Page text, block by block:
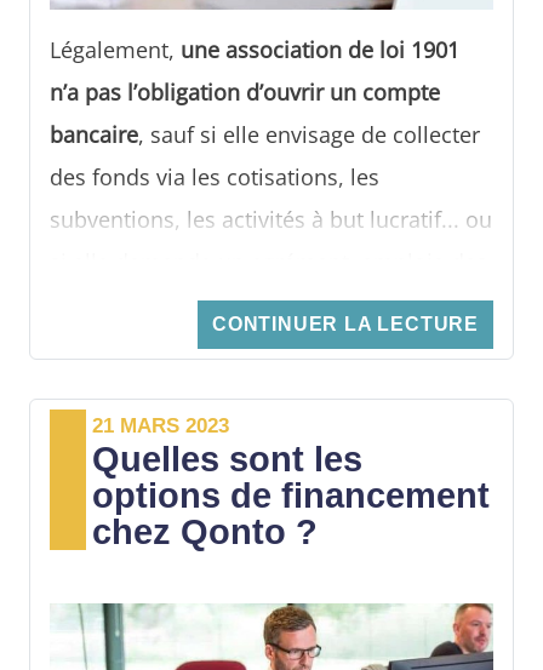
Légalement, une association de loi 1901
n’a pas l’obligation d’ouvrir un compte
bancaire, sauf si elle envisage de collecter
des fonds via les cotisations, les
subventions, les activités à but lucratif... ou
salariés ou a le statut d’association d’utilité
publique. Toutefois, détenir un compte
ce compte permet d’encaisser les
cotisations et les dons, d’optimiser la
gestion des dépenses et des recettes, de
payer les factures et de garantir la
transparence des comptes.
Pourrépondre aux besoins bancaires des
CONTINUER LA LECTURE
21 MARS 2023
Quelles sont les
options de financement
chez Qonto ?